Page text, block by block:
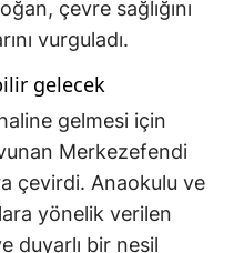
çevre sağlığını
vurguladı.
gelecek
gelmesi için
Merkezefendi
çevirdi. Anaokulu ve
yönelik verilen
duyarlı bir nesil